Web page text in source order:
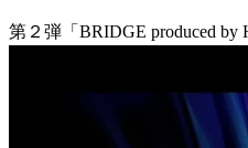
第２弾「BRIDGE produced